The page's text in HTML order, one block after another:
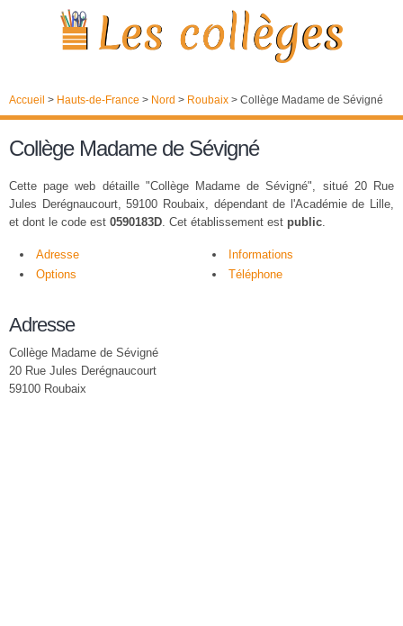
Accueil > Hauts-de-France > Nord > Roubaix > Collège Madame de Sévigné
Collège Madame de Sévigné
Cette page web détaille "Collège Madame de Sévigné", situé 20 Rue
Jules Derégnaucourt, 59100 Roubaix, dépendant de l'Académie de Lille,
et dont le code est 0590183D. Cet établissement est public.
Adresse
Informations
Options
Téléphone
Adresse
Collège Madame de Sévigné
20 Rue Jules Derégnaucourt
59100 Roubaix